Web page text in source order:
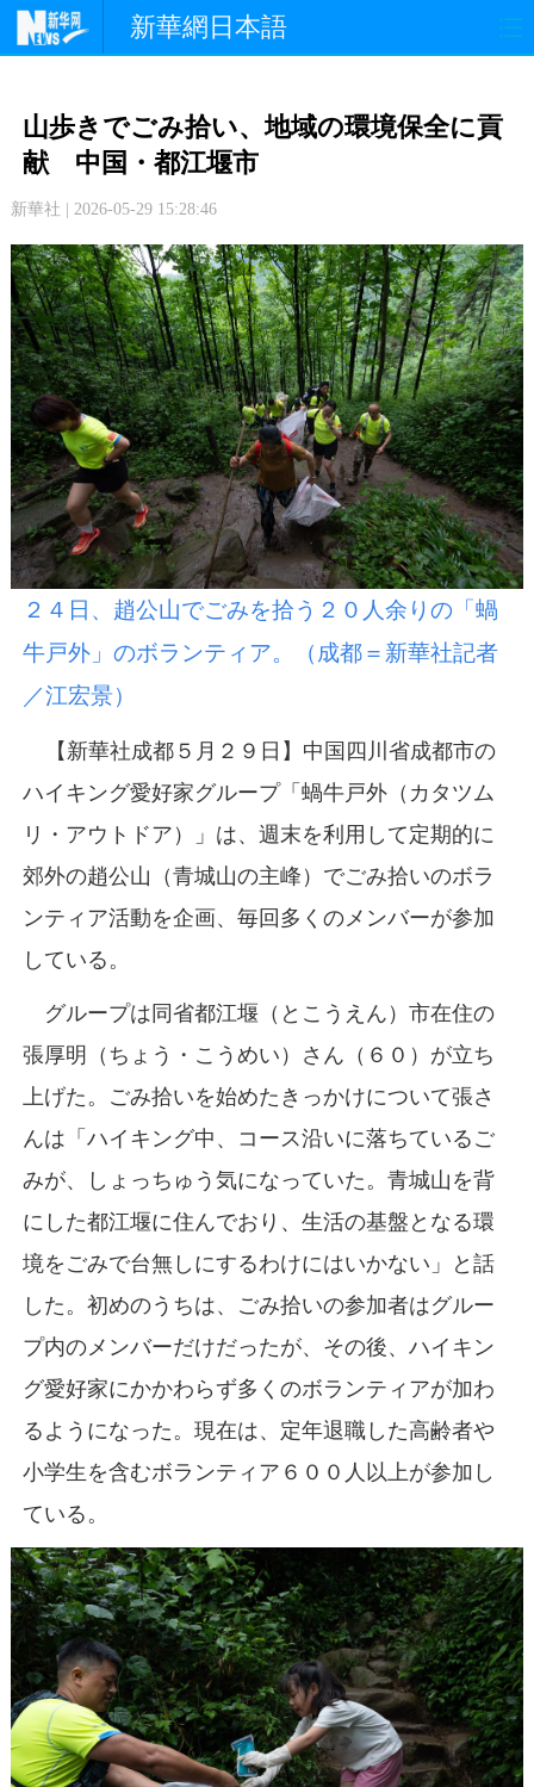
新華網日本語
文 化 観 光
中日交流
写 真
山歩きでごみ拾い、地域の環境保全に貢
献 中国・都江堰市
新華社 | 2026-05-29 15:28:46
２４日、趙公山でごみを拾う２０人余りの「蝸
牛戸外」のボランティア。（成都＝新華社記者
／江宏景）
【新華社成都５月２９日】中国四川省成都市の
ハイキング愛好家グループ「蝸牛戸外（カタツム
リ・アウトドア）」は、週末を利用して定期的に
郊外の趙公山（青城山の主峰）でごみ拾いのボラ
ンティア活動を企画、毎回多くのメンバーが参加
している。
グループは同省都江堰（とこうえん）市在住の
張厚明（ちょう・こうめい）さん（６０）が立ち
上げた。ごみ拾いを始めたきっかけについて張さ
んは「ハイキング中、コース沿いに落ちているご
みが、しょっちゅう気になっていた。青城山を背
にした都江堰に住んでおり、生活の基盤となる環
境をごみで台無しにするわけにはいかない」と話
した。初めのうちは、ごみ拾いの参加者はグルー
プ内のメンバーだけだったが、その後、ハイキン
グ愛好家にかかわらず多くのボランティアが加わ
るようになった。現在は、定年退職した高齢者や
小学生を含むボランティア６００人以上が参加し
ている。